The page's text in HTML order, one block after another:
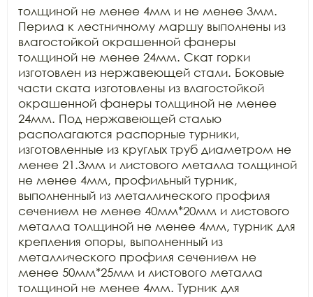
толщиной не менее 4мм и не менее 3мм.
Перила к лестничному маршу выполнены из
влагостойкой окрашенной фанеры
толщиной не менее 24мм. Скат горки
изготовлен из нержавеющей стали. Боковые
части ската изготовлены из влагостойкой
окрашенной фанеры толщиной не менее
24мм. Под нержавеющей сталью
располагаются распорные турники,
изготовленные из круглых труб диаметром не
менее 21.3мм и листового металла толщиной
не менее 4мм, профильный турник,
выполненный из металлического профиля
сечением не менее 40мм*20мм и листового
металла толщиной не менее 4мм, турник для
крепления опоры, выполненный из
металлического профиля сечением не
менее 50мм*25мм и листового металла
толщиной не менее 4мм. Турник для